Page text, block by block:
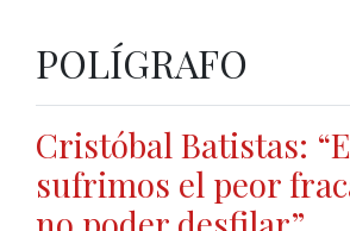
POLÍGRAFO
Cristóbal Batistas:
sufrimos el peor